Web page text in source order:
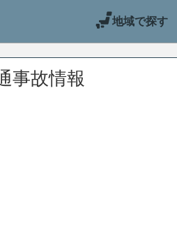
地域で探す
事故情報